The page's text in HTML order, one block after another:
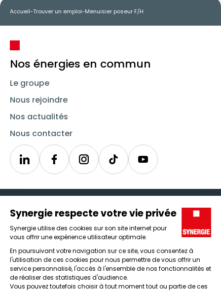
Accueil-Trouver un emploi-Menuisier poseur F/H
Nos énergies en commun
Le groupe
Nous rejoindre
Nos actualités
Nous contacter
LinkedinSynergieInstagramTikTok Youtube
Icône d'illustration
Candidats
Entreprises
Icône d'illustration
Nos agences
Icône d'illustration
Conditions générales d'utilisation et mentions légales